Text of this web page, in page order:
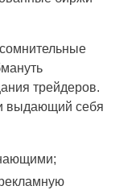
трейдеров.
выдающий себя